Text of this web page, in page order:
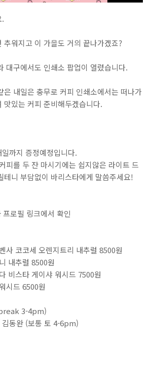
추워지고 이 가을도 거의 끝나가겠죠?
대구에서도 인쇄소 팝업이 열렸습니다.
은 내일은 충무로 커피 인쇄소에서는 떠나가
있는 커피 준비해두겠습니다.
까지 증정예정입니다.
피를 두 잔 마시기에는 쉽지않은 라이트 드
테니 부담없이 바리스타에게 말씀주세요!⁣
로필 링크에서 확인⁣⁣⁣⁣⁣⁣⁣⁣⁣⁣⁣⁣⁣⁣⁣⁣⁣⁣⁣⁣⁣⁣⁣⁣⁣⁣⁣⁣⁣⁣⁣⁣⁣⁣⁣⁣⁣⁣⁣⁣⁣⁣⁣⁣⁣⁣⁣⁣⁣⁣⁣⁣⁣⁣⁣⁣⁣⁣⁣⁣⁣⁣⁣⁣⁣⁣⁣⁣⁣⁣⁣⁣⁣⁣⁣⁣⁣⁣⁣⁣⁣⁣⁣⁣⁣⁣⁣⁣⁣⁣⁣⁣⁣⁣⁣⁣⁣⁣⁣⁣⁣⁣⁣⁣⁣⁣⁣⁣⁣⁣⁣⁣⁣⁣⁣⁣⁣⁣⁣⁣⁣⁣⁣⁣⁣⁣⁣⁣⁣⁣⁣⁣⁣⁣⁣⁣⁣⁣⁣⁣⁣⁣⁣⁣⁣⁣⁣⁣⁣⁣⁣⁣⁣⁣⁣⁣⁣⁣⁣⁣⁣⁣⁣⁣⁣⁣⁣⁣⁣⁣⁣⁣⁣⁣⁣⁣⁣⁣⁣⁣⁣⁣⁣⁣⁣⁣⁣⁣⁣⁣⁣⁣⁣⁣⁣⁣⁣⁣⁣⁣⁣⁣⁣⁣⁣⁣⁣⁣⁣⁣⁣⁣⁣⁣⁣⁣⁣⁣⁣⁣⁣⁣⁣⁣⁣⁣⁣⁣⁣⁣⁣⁣
사 코코세 오렌지트리 내추럴 8500원⁣⁣
내추럴 8500원⁣⁣
비스타 게이샤 워시드 7500원⁣⁣
시드 6500원⁣⁣
3-4pm)⁣⁣⁣⁣⁣⁣⁣⁣⁣⁣⁣⁣⁣⁣⁣⁣⁣⁣⁣⁣⁣⁣⁣⁣⁣⁣⁣⁣⁣⁣⁣⁣⁣⁣⁣⁣⁣⁣⁣⁣⁣⁣⁣⁣⁣⁣⁣⁣⁣⁣⁣⁣⁣⁣⁣⁣⁣⁣⁣⁣⁣⁣⁣⁣⁣⁣⁣⁣⁣⁣⁣⁣⁣⁣⁣⁣⁣⁣⁣⁣⁣⁣⁣⁣⁣⁣⁣⁣⁣⁣⁣⁣⁣⁣⁣⁣⁣⁣⁣⁣⁣⁣⁣⁣⁣⁣⁣⁣⁣⁣⁣⁣⁣⁣⁣⁣⁣⁣⁣⁣⁣⁣⁣⁣⁣⁣⁣⁣⁣⁣⁣⁣⁣⁣⁣⁣⁣⁣⁣⁣⁣⁣⁣⁣⁣⁣⁣⁣⁣⁣⁣⁣⁣⁣⁣⁣⁣⁣⁣⁣⁣⁣⁣⁣⁣⁣⁣⁣⁣⁣⁣⁣⁣⁣⁣⁣⁣⁣⁣⁣⁣⁣⁣⁣⁣⁣⁣⁣⁣⁣⁣⁣⁣⁣⁣⁣⁣⁣⁣⁣⁣⁣⁣⁣⁣⁣⁣⁣⁣⁣⁣⁣⁣⁣⁣⁣⁣⁣⁣⁣⁣⁣⁣⁣⁣⁣⁣⁣⁣⁣⁣⁣⁣⁣⁣⁣⁣⁣⁣⁣⁣⁣⁣⁣⁣⁣⁣
동완 (보통 토 4-6pm)⁣⁣⁣⁣⁣⁣⁣⁣⁣⁣⁣⁣⁣⁣⁣⁣⁣⁣⁣⁣⁣⁣⁣⁣⁣⁣⁣⁣⁣⁣⁣⁣⁣⁣⁣⁣⁣⁣⁣⁣⁣⁣⁣⁣⁣⁣⁣⁣⁣⁣⁣⁣⁣⁣⁣⁣⁣⁣⁣⁣⁣⁣⁣⁣⁣⁣⁣⁣⁣⁣⁣⁣⁣⁣⁣⁣⁣⁣⁣⁣⁣⁣⁣⁣⁣⁣⁣⁣⁣⁣⁣⁣⁣⁣⁣⁣⁣⁣⁣⁣⁣⁣⁣⁣⁣⁣⁣⁣⁣⁣⁣⁣⁣⁣⁣⁣⁣⁣⁣⁣⁣⁣⁣⁣⁣⁣⁣⁣⁣⁣⁣⁣⁣⁣⁣⁣⁣⁣⁣⁣⁣⁣⁣⁣⁣⁣⁣⁣⁣⁣⁣⁣⁣⁣⁣⁣⁣⁣⁣⁣⁣⁣⁣⁣⁣⁣⁣⁣⁣⁣⁣⁣⁣⁣⁣